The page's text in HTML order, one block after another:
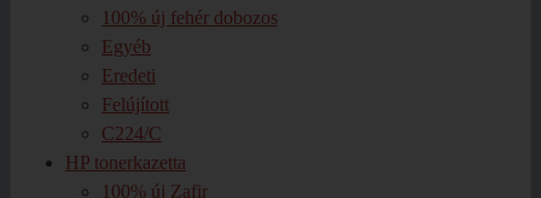
100% új fehér dobozos
Egyéb
Eredeti
Felújított
C224/C
HP tonerkazetta
100% új Zafir